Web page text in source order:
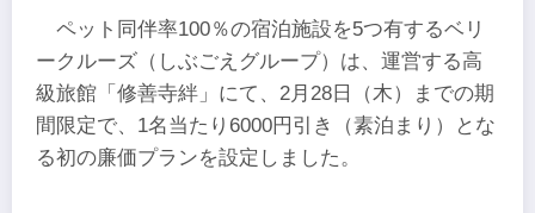
ペット同伴率100％の宿泊施設を5つ有するベリ
ークルーズ（しぶごえグループ）は、運営する高
級旅館「修善寺絆」にて、2月28日（木）までの期
間限定で、1名当たり6000円引き（素泊まり）とな
る初の廉価プランを設定しました。